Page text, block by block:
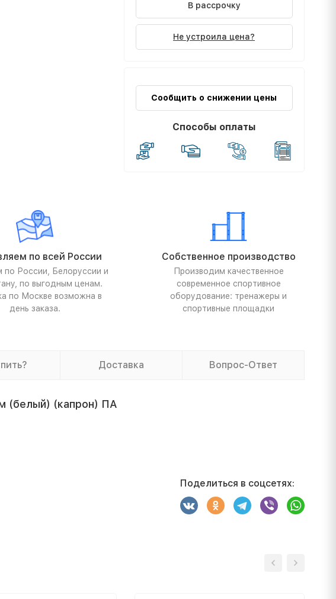
В рассрочку
Не устроила цена?
Сообщить о снижении цены
Способы оплаты
по всей России
по России, Белоруссии и
по выгодным ценам.
по Москве возможна в
день заказа.
Собственное производство
Производим качественное
современное спортивное
оборудование: тренажеры и
спортивные площадки
Доставка Вопрос-Ответ
(белый) (капрон) ПА
Поделиться в соцсетях: